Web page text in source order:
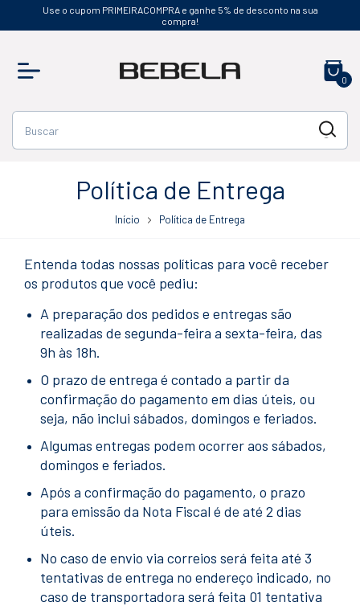
Use o cupom PRIMEIRACOMPRA e ganhe 5% de desconto na sua
compra!
0
Política de Entrega
Início Política de Entrega
Entenda todas nossas políticas para você receber
os produtos que você pediu:
A preparação dos pedidos e entregas são
realizadas de segunda-feira a sexta-feira, das
9h às 18h.
O prazo de entrega é contado a partir da
confirmação do pagamento em dias úteis, ou
seja, não inclui sábados, domingos e feriados.
Algumas entregas podem ocorrer aos sábados,
domingos e feriados.
Após a confirmação do pagamento, o prazo
para emissão da Nota Fiscal é de até 2 dias
úteis.
No caso de envio via correios será feita até 3
tentativas de entrega no endereço indicado, no
caso de transportadora será feita 01 tentativa